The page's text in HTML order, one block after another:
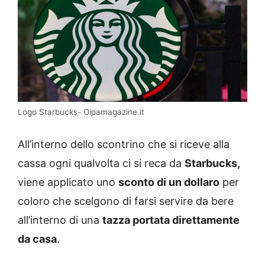
Logo Starbucks- Oipamagazine.it
All’interno dello scontrino che si riceve alla
cassa ogni qualvolta ci si reca da Starbucks,
viene applicato uno sconto di un dollaro per
coloro che scelgono di farsi servire da bere
all’interno di una tazza portata direttamente
da casa.